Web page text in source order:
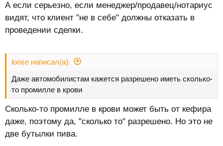
А если серьезно, если менеджер/продавец/нотариус
видят, что клиент "не в себе" должны отказать в
проведении сделки.
loose написал(а):
Даже автомобилистам кажется разрешено иметь сколько-
то промилле в крови
Сколько-то промилле в крови может быть от кефира
даже, поэтому да, "сколько то" разрешено. Но это не
две бутылки пива.